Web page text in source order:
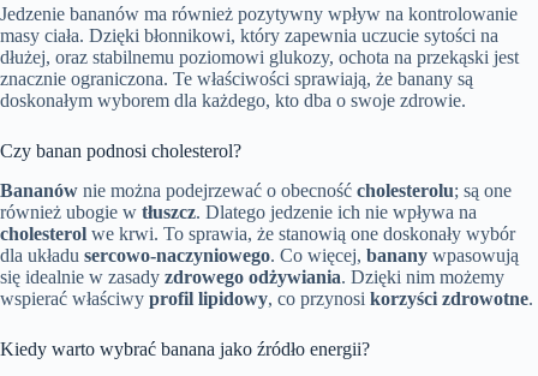
Jedzenie bananów ma również pozytywny wpływ na kontrolowanie
masy ciała. Dzięki błonnikowi, który zapewnia uczucie sytości na
dłużej, oraz stabilnemu poziomowi glukozy, ochota na przekąski jest
znacznie ograniczona. Te właściwości sprawiają, że banany są
doskonałym wyborem dla każdego, kto dba o swoje zdrowie.
Czy banan podnosi cholesterol?
Bananów nie można podejrzewać o obecność cholesterolu; są one
również ubogie w tłuszcz. Dlatego jedzenie ich nie wpływa na
cholesterol we krwi. To sprawia, że stanowią one doskonały wybór
dla układu sercowo-naczyniowego. Co więcej, banany wpasowują
się idealnie w zasady zdrowego odżywiania. Dzięki nim możemy
wspierać właściwy profil lipidowy, co przynosi korzyści zdrowotne.
Kiedy warto wybrać banana jako źródło energii?